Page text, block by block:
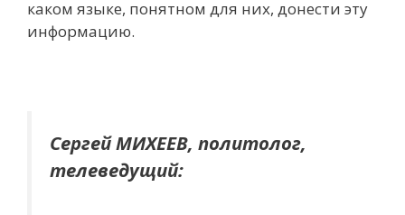
каком языке, понятном для них, донести эту
информацию.
Сергей МИХЕЕВ, политолог,
телеведущий: